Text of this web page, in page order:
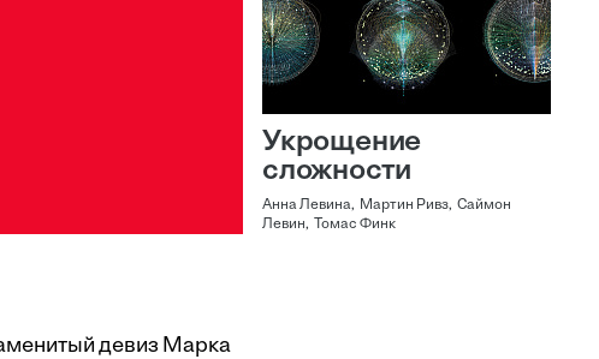
Укрощение
сложности
Анна Левина, Мартин Ривз, Саймон
Левин, Томас Финк
девиз Марка